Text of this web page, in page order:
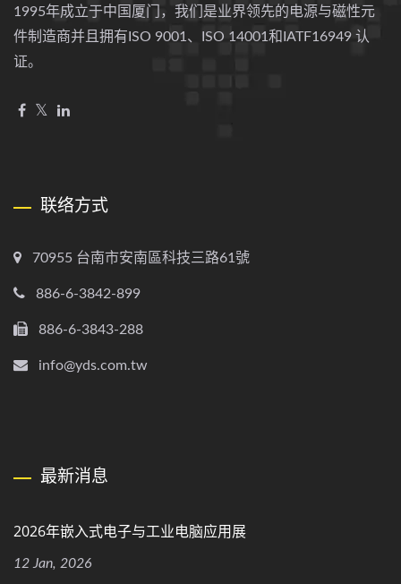
1995年成立于中国厦门，我们是业界领先的电源与磁性元
件制造商并且拥有ISO 9001、ISO 14001和IATF16949 认
证。
联络方式
70955 台南市安南區科技三路61號
886-6-3842-899
886-6-3843-288
info@yds.com.tw
最新消息
2026年嵌入式电子与工业电脑应用展
12 Jan, 2026